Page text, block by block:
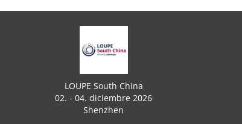
LOUPE South China
02. - 04. diciembre 2026
Shenzhen